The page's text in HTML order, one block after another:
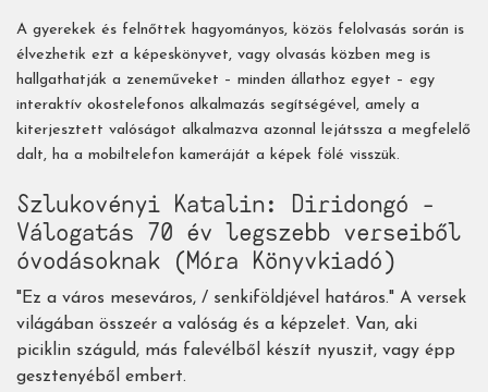
A gyerekek és felnőttek hagyományos, közös felolvasás során is
élvezhetik ezt a képeskönyvet, vagy olvasás közben meg is
hallgathatják a zeneműveket – minden állathoz egyet – egy
interaktív okostelefonos alkalmazás segítségével, amely a
kiterjesztett valóságot alkalmazva azonnal lejátssza a megfelelő
dalt, ha a mobiltelefon kameráját a képek fölé visszük.
Szlukovényi Katalin: Diridongó -
Válogatás 70 év legszebb verseiből
óvodásoknak (Móra Könyvkiadó)
"Ez a város meseváros, / senkiföldjével határos." A versek
világában összeér a valóság és a képzelet. Van, aki
piciklin száguld, más falevélből készít nyuszit, vagy épp
gesztenyéből embert.